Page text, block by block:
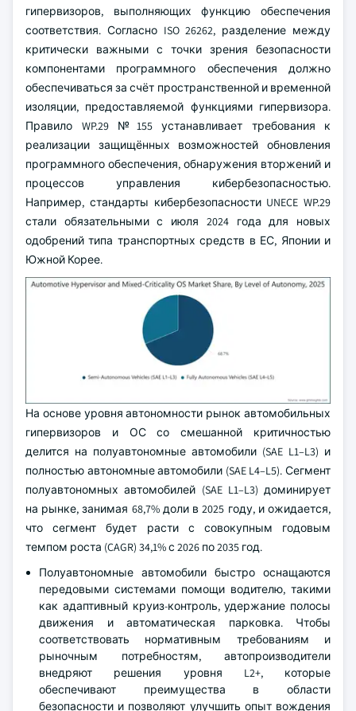
гипервизоров, выполняющих функцию обеспечения
соответствия. Согласно ISO 26262, разделение между
критически важными с точки зрения безопасности
компонентами программного обеспечения должно
обеспечиваться за счёт пространственной и временной
изоляции, предоставляемой функциями гипервизора.
Правило WP.29 №155 устанавливает требования к
реализации защищённых возможностей обновления
программного обеспечения, обнаружения вторжений и
процессов управления кибербезопасностью.
Например, стандарты кибербезопасности UNECE WP.29
стали обязательными с июля 2024 года для новых
одобрений типа транспортных средств в ЕС, Японии и
Южной Корее.
На основе уровня автономности рынок автомобильных
гипервизоров и ОС со смешанной критичностью
делится на полуавтономные автомобили (SAE L1–L3) и
полностью автономные автомобили (SAE L4–L5). Сегмент
полуавтономных автомобилей (SAE L1–L3) доминирует
на рынке, занимая 68,7% доли в 2025 году, и ожидается,
что сегмент будет расти с совокупным годовым
темпом роста (CAGR) 34,1% с 2026 по 2035 год.
Полуавтономные автомобили быстро оснащаются
передовыми системами помощи водителю, такими
как адаптивный круиз-контроль, удержание полосы
движения и автоматическая парковка. Чтобы
соответствовать нормативным требованиям и
рыночным потребностям, автопроизводители
внедряют решения уровня L2+, которые
обеспечивают преимущества в области
безопасности и позволяют улучшить опыт вождения